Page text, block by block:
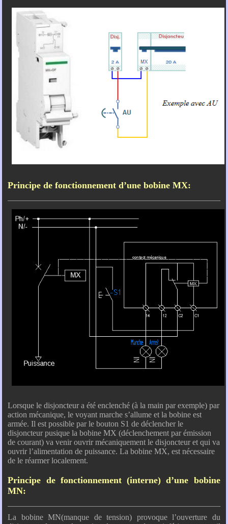
Principe de fonctionnement d’une bobine MX:
Lorsque le disjoncteur a été enclenché (à la main par exemple) par
action mécanique, le voyant marche s’allume et la bobine est
armée. Il est possible par le bouton S1 de déclencher le
disjoncteur pusique la bobine MX (déclenchement par émission
de courant) va venir ouvrir mécaniquement le disjoncteur et qui va
ouvrir l’alimentation de puissance. La bobine MX, est nécessaire
de le réarmer localement.
Principe de fonctionnement (interne) d’une bobine
MN:
La bobine MN(manque de tension) provoque l’ouverture du